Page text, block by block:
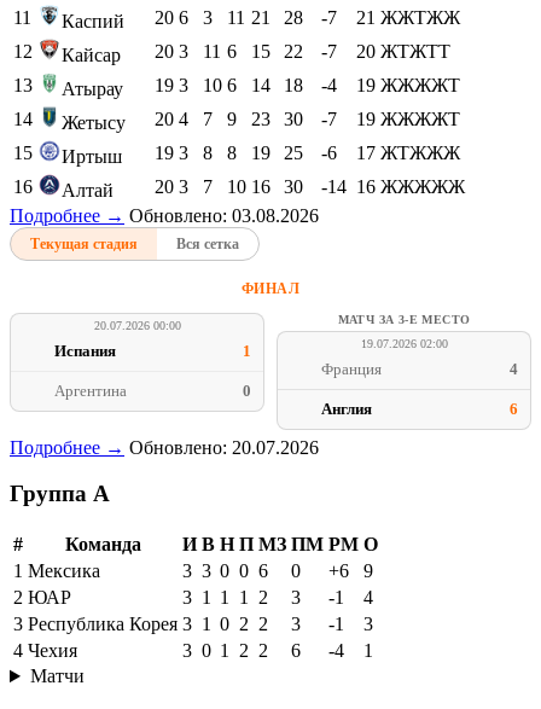
11
Каспий 20 6 3 11 21 28 -7 21 ЖЖТЖЖ
12
Кайсар 20 3 11 6 15 22 -7 20 ЖТЖТТ
13
Атырау 19 3 10 6 14 18 -4 19 ЖЖЖЖТ
14
Жетысу 20 4 7 9 23 30 -7 19 ЖЖЖЖТ
15
Иртыш 19 3 8 8 19 25 -6 17 ЖТЖЖЖ
16
Алтай 20 3 7 10 16 30 -14 16 ЖЖЖЖЖ
Подробнее → Обновлено: 03.08.2026
Текущая стадия Вся сетка
ФИНАЛ
20.07.2026 00:00
Испания 1
Аргентина 0
МАТЧ ЗА 3-Е МЕСТО
19.07.2026 02:00
Франция 4
Англия 6
Подробнее → Обновлено: 20.07.2026
Группа A
# Команда И В Н П МЗ ПМ РМ О
1 Мексика 3 3 0 0 6 0 +6
9
2 ЮАР 3 1 1 1 2 3 -1
4
3 Республика Корея 3 1 0 2 2 3 -1
3
4 Чехия 3 0 1 2 2 6 -4
1
Матчи